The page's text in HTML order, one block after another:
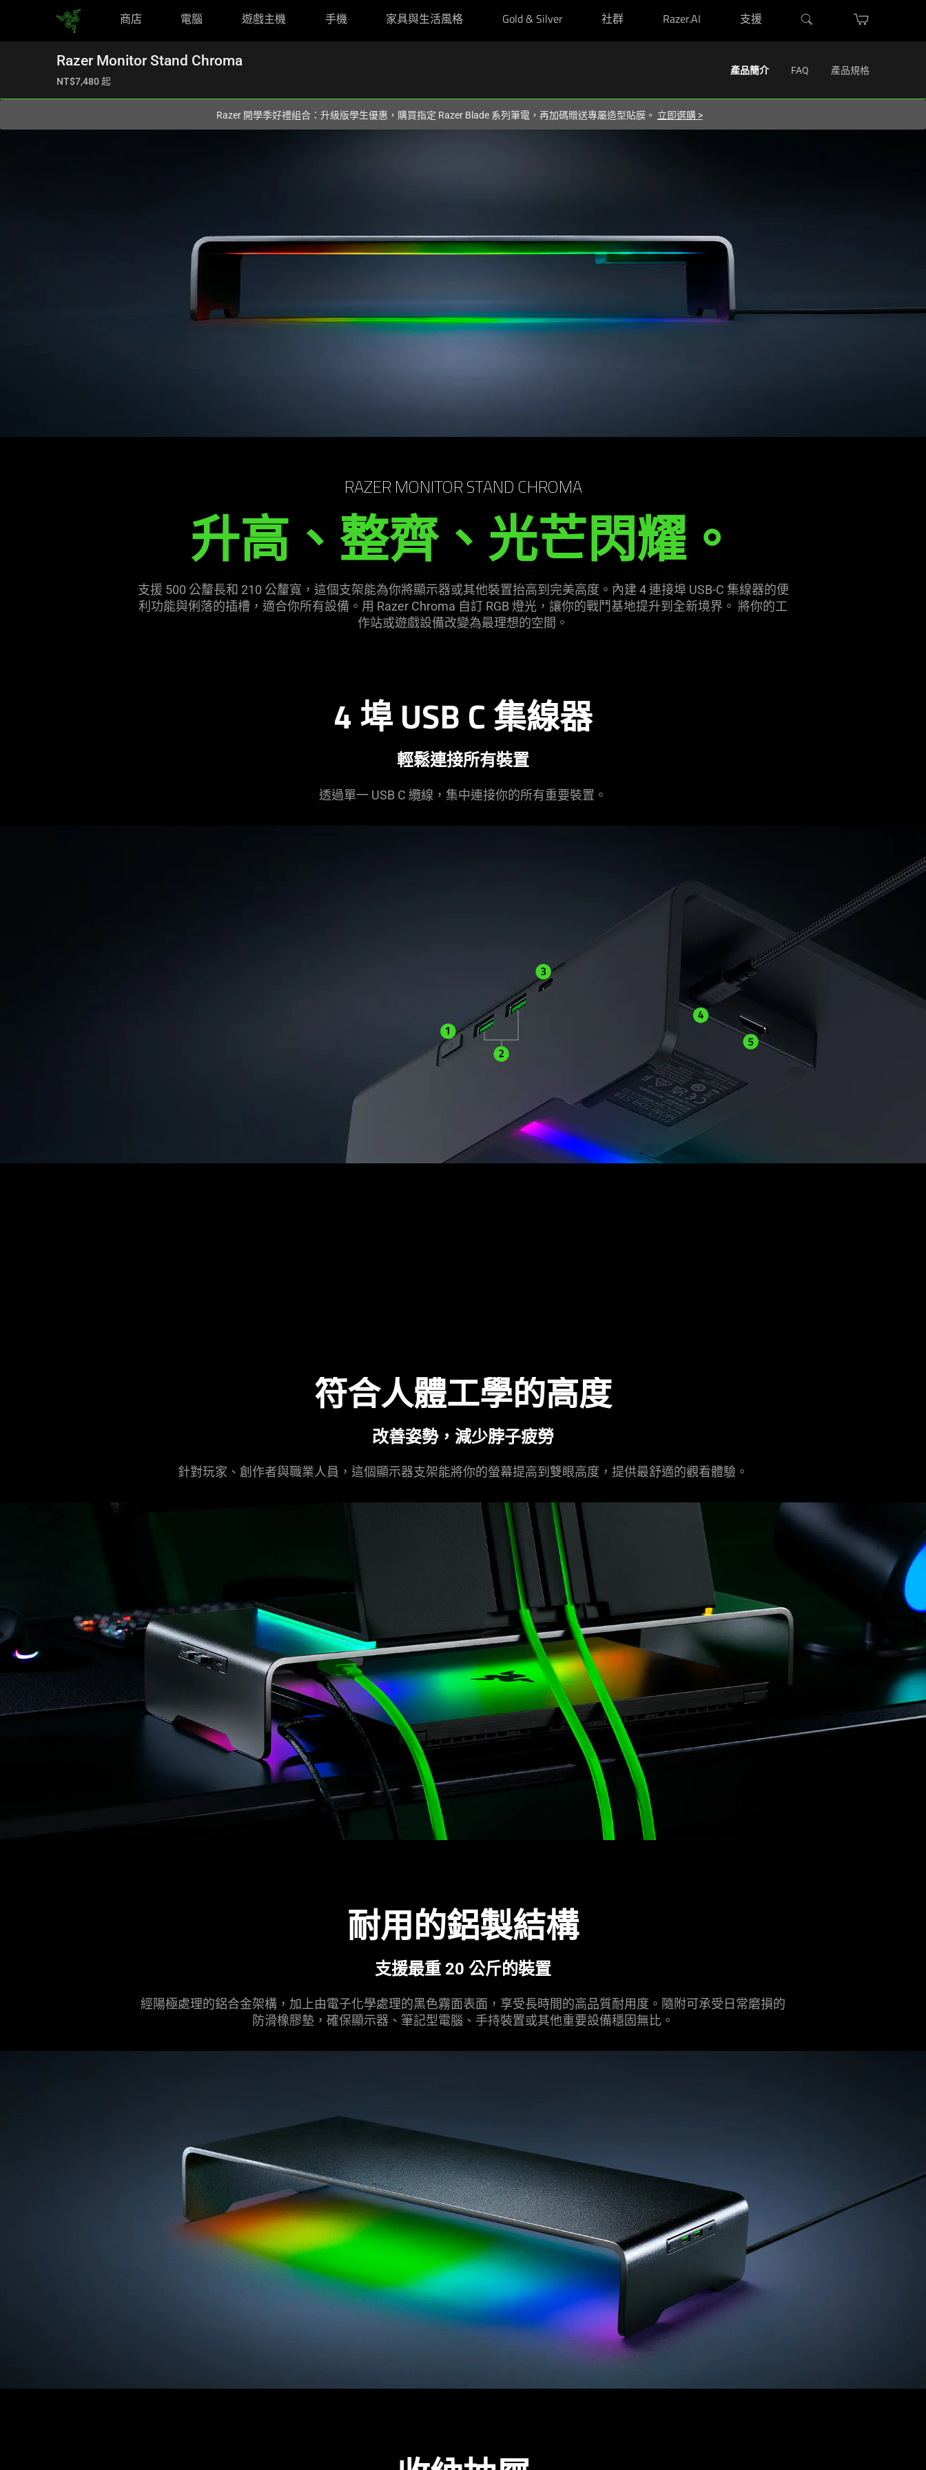
商店 電腦 遊戲主機 手機 家具與生活風格 Gold & Silver 社群 Razer.AI 支援
Razer 開學季好禮組合：升級版學生優惠，購買指定 Razer Blade 系列筆電，再加碼贈送專屬造型貼膜。 立即選購 >
Razer Monitor Stand Chroma
NT$7,480起
產品簡介 FAQ
Activating
element
產品規格
RAZER MONITOR STAND CHROMA
升高、整齊、光芒閃耀。
支援 500 公釐長和 210 公釐寬，這個支架能為你將顯示器或其他裝置抬高到完美高度。內建 4 連接埠 USB-C 集線器的便
利功能與俐落的插槽，適合你所有設備。用 Razer Chroma 自訂 RGB 燈光，讓你的戰鬥基地提升到全新境界。 將你的工
作站或遊戲設備改變為最理想的空間 。
4 埠 USB C 集線器
輕鬆連接所有裝置
透過單一 USB C 纜線，集中連接你的所有重要裝置。
符合人體工學的高度
改善姿勢，減少脖子疲勞
針對玩家、創作者與職業人員，這個顯示器支架能將你的螢幕提高到雙眼高度，提供最舒適的觀看體驗 。
耐用的鋁製結構
支援最重 20 公斤的裝置
經陽極處理的鋁合金架構，加上由電子化學處理的黑色霧面表面，享受長時間的高品質耐用度。隨附可承受日常磨損的
防滑橡膠墊，確保顯示器、筆記型電腦、手持裝置或其他重要設備穩固無比 。